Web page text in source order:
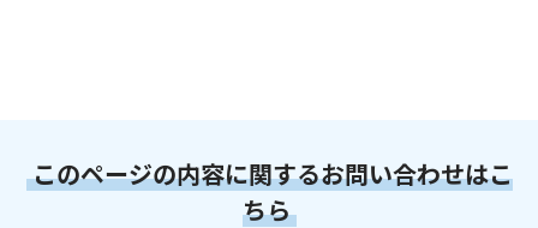
このページの内容に関するお問い合わせはこ
ちら